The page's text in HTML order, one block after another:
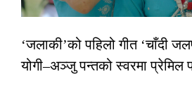
‘जलाकी’को पहिलो गीत ‘चाँदी
योगी–अञ्जु पन्तको स्वरमा प्रेमिल